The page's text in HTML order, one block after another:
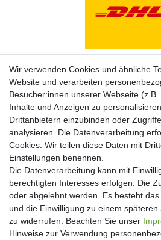
Wir verwenden Cookies und ähnliche
Website und verarbeiten
Besucher:innen unserer Webseite (z.B.
Inhalte und Anzeigen zu
Drittanbietern einzubinden oder
analysieren. Die Datenverarbeitung
Cookies. Wir teilen diese Daten mit
Einstellungen benennen.
Die Datenverarbeitung kann mit
berechtigten Interesses erfolgen. Die
oder abgelehnt werden. Es besteht
und die Einwilligung zu einem
zu widerrufen. Beachten Sie unser
Hinweise zur Verwendung